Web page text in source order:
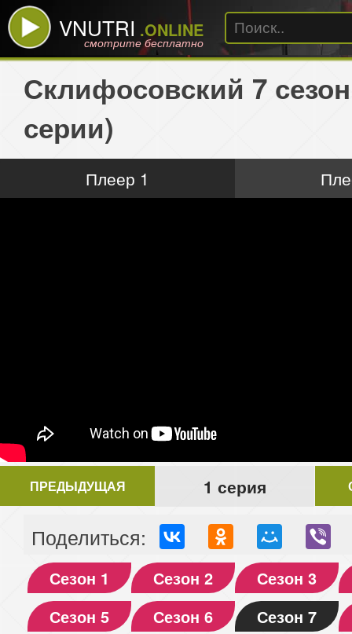
VNUTRI .ONLINE
смотрите бесплатно
Склифосовский 7
серии)
Плеер 1
ПРЕДЫДУЩАЯ 1 серия
Поделиться:
Сезон 1 Сезон 2
Сезон 3
Сезон 5
Сезон 6
Сезон 7